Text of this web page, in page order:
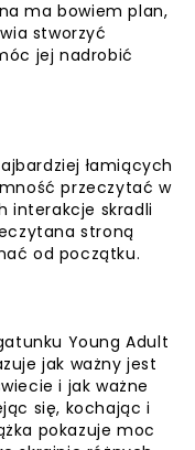
ma bowiem plan,
stworzyć
jej nadrobić
łamiących
przeczytać w
interakcje skradli
stroną
od początku.
Young Adult
jak ważny jest
i jak ważne
się, kochając i
pokazuje moc